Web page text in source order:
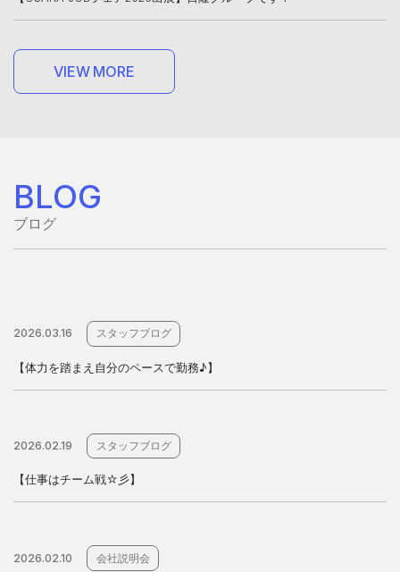
VIEW MORE
ブログ
BLOG
【体力を踏まえ自分のペースで勤務♪】
2026.03.16 スタッフブログ
【仕事はチーム戦☆彡】
2026.02.19 スタッフブログ
2026.02.10 会社説明会